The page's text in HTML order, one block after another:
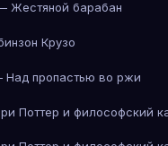
Жестяной барабан
Крузо
пропастью во ржи
Поттер и философский